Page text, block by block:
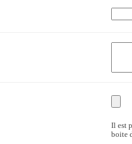
Il est
boite